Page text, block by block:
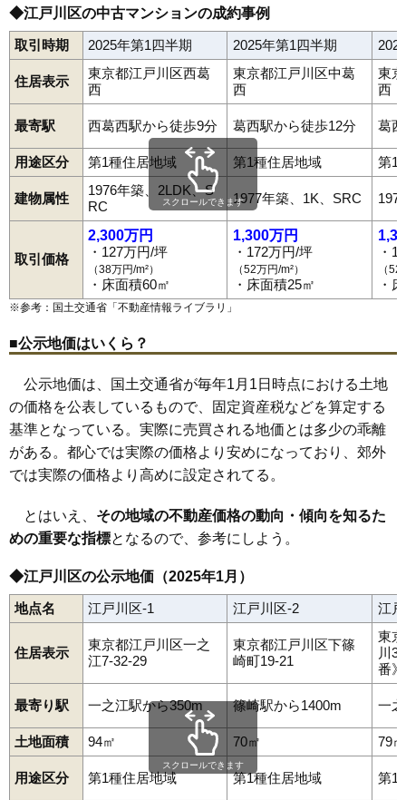
◆江戸川区の中古マンションの成約事例
取引時期 2025年第1四半期 2025年第1四半期
住居表示
東京都江戸川区西葛
西
東京都江戸川区中葛
西
東
西
最寄駅 西葛西駅から徒歩9分 葛西駅から徒歩12分 葛
用途区分 第1種住居地域 第1種住居地域 第1
建物属性
1976年築、2LDK、S
RC
1977年築、1K、SRC
取引価格
2,300万円
・127万円/坪
（38万円/m²）
・床面積60㎡
1,300万円
・172万円/坪
（52万円/m²）
・床面積25㎡
・
（
・
スクロールできます
※参考：国土交通省「 不動産情報ライブラリ 」
■公示地価はいくら？
公示地価は、国土交通省が毎年1月1日時点における土地
の価格を公表しているもので、固定資産税などを算定する
基準となっている。実際に売買される地価とは多少の乖離
がある。都心では実際の価格より安めになっており、郊外
では実際の価格より高めに設定されてる。
とはいえ、 その地域の不動産価格の動向・傾向を知るた
めの重要な指標となるので、参考にしよう。
◆江戸川区の公示地価（2025年1月）
地点名 江戸川区-1 江戸川区-2 江
住居表示
東京都江戸川区一之
江7-32-29
東京都江戸川区下篠
崎町19-21
東
川3
番》
最寄り駅 一之江駅から350m 篠崎駅から1400m 一
土地面積 94㎡ 70㎡ 79㎡
用途区分 第1種住居地域 第1種住居地域 第1
スクロールできます